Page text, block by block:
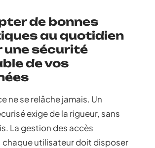
de bonnes
au quotidien
une sécurité
de vos
ne se relâche jamais. Un
exige de la rigueur, sans
La gestion des accès
chaque utilisateur doit disposer